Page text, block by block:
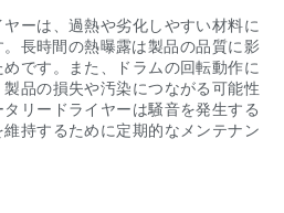
ーは、過熱や劣化しやすい材料に
長時間の熱曝露は製品の品​​質に影
です。また、ドラムの回転動作に
品の損失や汚染につながる可能性
リードライヤーは騒音を発生する
持するために定期的なメンテナン